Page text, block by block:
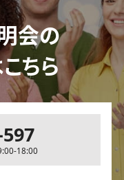
会の
ちら
18:00